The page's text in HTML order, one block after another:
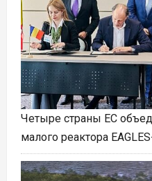
Четыре страны ЕС
малого реактора